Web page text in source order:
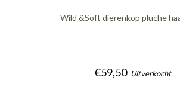
Wild &Soft dierenkop pluche
€59,50 Uitverkocht